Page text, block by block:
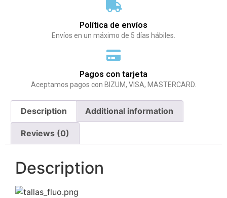
Política de envíos
Envíos en un máximo de 5 días hábiles.
Pagos con tarjeta
Aceptamos pagos con BIZUM, VISA, MASTERCARD.
Description Additional information
Reviews (0)
Description